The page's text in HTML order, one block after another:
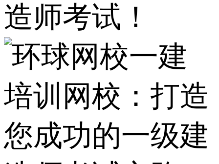
造师考试！